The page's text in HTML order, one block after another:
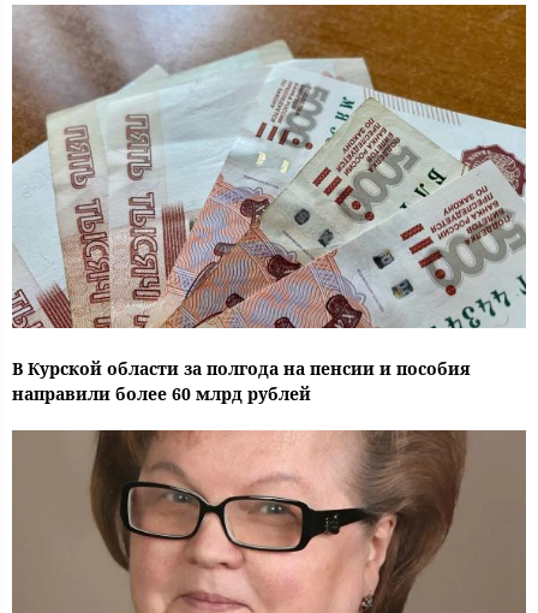
В Курской области за полгода на пенсии и пособия
направили более 60 млрд рублей